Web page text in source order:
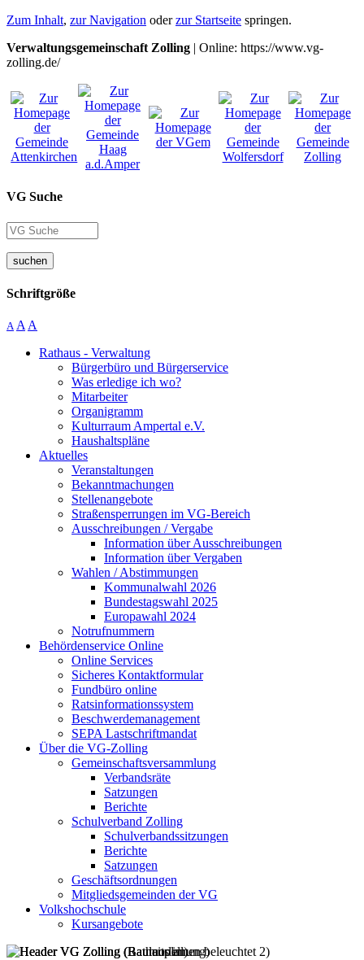
Zum Inhalt, zur Navigation oderzur Startseite springen.
Verwaltungsgemeinschaft Zolling | Online: https://www.vg-
zolling.de/
VG Suche
suchen
Schriftgröße
A A A
Rathaus - Verwaltung
Bürgerbüro und Bürgerservice
Was erledige ich wo?
Mitarbeiter
Organigramm
Kulturraum Ampertal e.V.
Haushaltspläne
Aktuelles
Veranstaltungen
Bekanntmachungen
Stellenangebote
Straßensperrungen im VG-Bereich
Ausschreibungen / Vergabe
Information über Ausschreibungen
Information über Vergaben
Wahlen / Abstimmungen
Kommunalwahl 2026
Bundestagswahl 2025
Europawahl 2024
Notrufnummern
Behördenservice Online
Online Services
Sicheres Kontaktformular
Fundbüro online
Ratsinformationssystem
Beschwerdemanagement
SEPA Lastschriftmandat
Über die VG-Zolling
Gemeinschaftsversammlung
Verbandsräte
Satzungen
Berichte
Schulverband Zolling
Schulverbandssitzungen
Berichte
Satzungen
Geschäftsordnungen
Mitgliedsgemeinden der VG
Volkshochschule
Kursangebote